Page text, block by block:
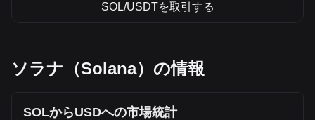
SOL/USDTを取引する
ソラナ（Solana）の情報
SOLからUSDへの市場統計